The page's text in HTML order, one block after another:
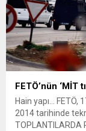
FETÖ’nün ‘MİT
Hain yapı… FETÖ,
2014 tarihinde
TOPLANTILARDA